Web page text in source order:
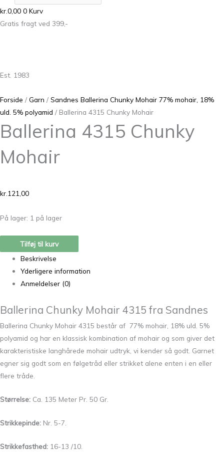
kr.0,00 0 Kurv
Gratis fragt ved 399,-
Est. 1983
Forside / Garn / Sandnes Ballerina Chunky Mohair 77% mohair, 18%
uld. 5% polyamid / Ballerina 4315 Chunky Mohair
Ballerina 4315 Chunky
Mohair
kr. 121,00
På lager: 1 på lager
Tilføj til kurv
Beskrivelse
Yderligere information
Anmeldelser (0)
Ballerina Chunky Mohair 4315 fra Sandnes
Ballerina Chunky Mohair 4315 består af 77% mohair, 18% uld. 5%
polyamid og har en klassisk kombination af mohair og som giver det
karakteristiske langhårede mohair udtryk, vi kender så godt. Garnet
egner sig godt som en følgetråd eller strikket alene enten i en eller
flere tråde.
Størrelse: Ca. 135 Meter Pr. 50 Gr.
Strikkepinde: Nr. 5-7.
Strikkefasthed: 16-13 /10.